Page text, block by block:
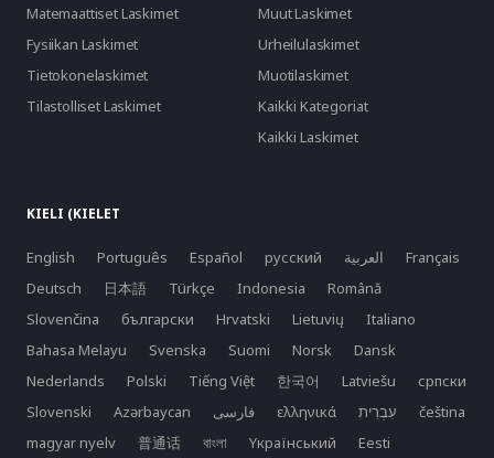
Matemaattiset Laskimet
Muut Laskimet
Fysiikan Laskimet
Urheilulaskimet
Tietokonelaskimet
Muotilaskimet
Tilastolliset Laskimet
Kaikki Kategoriat
Kaikki Laskimet
KIELI (KIELET
English Português Español русский العربية
Français
Deutsch
日本語 Türkçe Indonesia
Română
Slovenčina
български Hrvatski Lietuvių
Italiano
Bahasa Melayu
Svenska Suomi Norsk
Dansk
Nederlands
Polski Tiếng Việt 한국어 Latviešu
српски
Slovenski
Azərbaycan فارسی ελληνικά
čeština
magyar nyelv
普通话 বাংলা Yкраїнський Eesti